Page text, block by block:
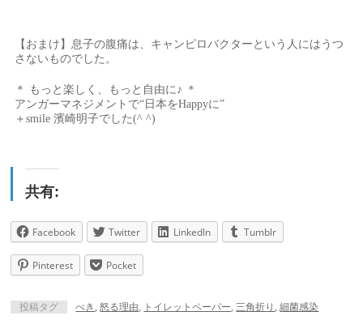
【おまけ】息子の腹痛は、キャンピロバクターという人にはうつ
さないものでした。
＊ もっと楽しく、もっと自由に♪ ＊
アンガーマネジメントで“日本をHappyに”
＋smile 濱崎明子でした(^ ^)
共有:
Facebook Twitter LinkedIn Tumblr
Pinterest Pocket
投稿タグ べき,怒る理由, トイレットペーパー,三角折り,細菌感染